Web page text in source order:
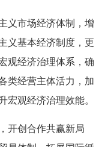
义市场经济体制，增
义基本经济制度，更
观经济治理体系，确
类经营主体活力，加
宏观经济治理效能。
开创合作共赢新局